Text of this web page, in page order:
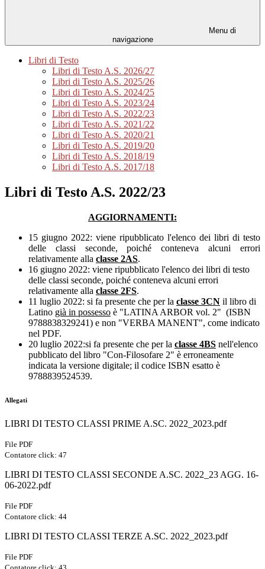
Menu di
navigazione
Libri di Testo
Libri di Testo A.S. 2026/27
Libri di Testo A.S. 2025/26
Libri di Testo A.S. 2024/25
Libri di Testo A.S. 2023/24
Libri di Testo A.S. 2022/23
Libri di Testo A.S. 2021/22
Libri di Testo A.S. 2020/21
Libri di Testo A.S. 2019/20
Libri di Testo A.S. 2018/19
Libri di Testo A.S. 2017/18
Libri di Testo A.S. 2022/23
AGGIORNAMENTI:
15 giugno 2022: viene ripubblicato l'elenco dei libri di testo
delle classi seconde, poiché conteneva alcuni errori
relativamente alla classe 2AS.
16 giugno 2022: viene ripubblicato l'elenco dei libri di testo
delle classi seconde, poiché conteneva alcuni errori
relativamente alla classe 2FS.
11 luglio 2022: si fa presente che per la classe 3CN il libro di
Latino già in possesso è "LATINA ARBOR vol. 2" (ISBN
9788838329241) e non "VERBA MANENT", come indicato
nel PDF.
20 luglio 2022:si fa presente che per la classe 4BS nell'elenco
pubblicato del libro "Con-Filosofare 2" è erroneamente
indicata la versione digitale; il codice ISBN esatto è
9788839524539.
Allegati
LIBRI DI TESTO CLASSI PRIME A.SC. 2022_2023.pdf
File PDF
Contatore click: 47
LIBRI DI TESTO CLASSI SECONDE A.SC. 2022_23 AGG. 16-
06-2022.pdf
File PDF
Contatore click: 44
LIBRI DI TESTO CLASSI TERZE A.SC. 2022_2023.pdf
File PDF